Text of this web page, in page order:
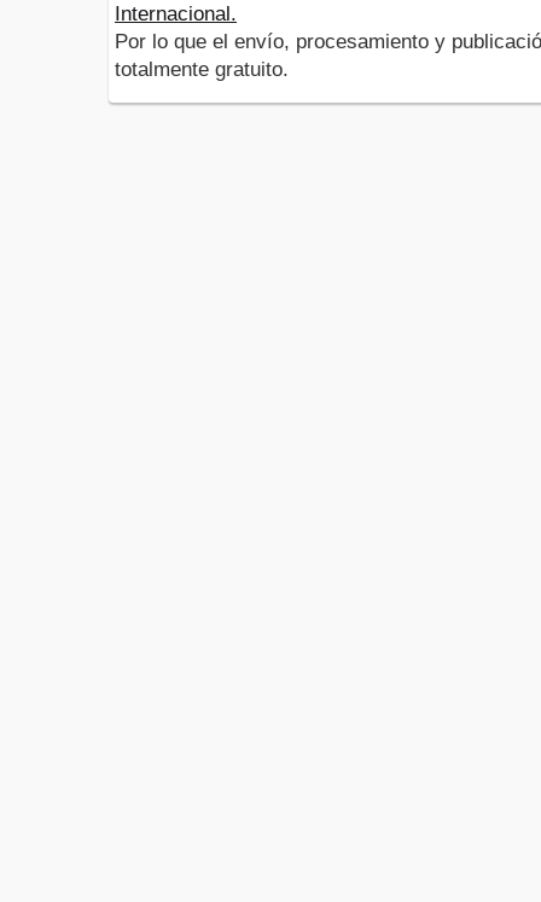
Internacional.
Por lo que el envío, procesamiento y
totalmente gratuito.